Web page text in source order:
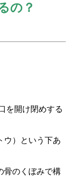
の？
を開け閉めする
ウ）という下あ
骨のくぼみで構